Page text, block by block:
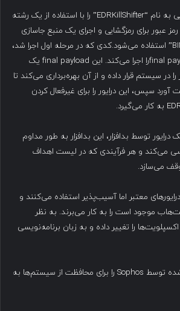
حمله‌کننده یک فایل اجرایی به نام “EDRKillShifter” را با استفاده از یک رشته
عبور برای رمزگشایی و اجرای یک منبع جاسازی
شده در حافظه به نام “BIN” استفاده می‌شود.کدی که در مرحله اول اجرا شد،
pack را باز کرده و final payloadرا اجرا می‌کند. این final payload یک
در سیستم قرار داده و از آن بهره‌برداری می‌کند تا
سپس، این درایور را برای غیرفعال کردن
درایور توسط بدافزار، این بدافزار به طور مداوم
می‌کند و هر فرآیندی که در لیست اهداف
می‌سازد.
معتبر اما آسیب‌پذیر استفاده می‌کنند و
موجود است را به کار می‌برند. به نظر
را تغییر داده و به زبان برنامه‌نویسی
توصیه‌های امنیتی ارائه شده توسط Sophos را برای محافظت از سیستم‌ها به